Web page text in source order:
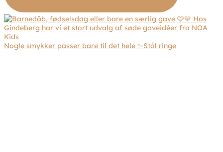
Nogle smykker passer bare til det hele ✨Stål ringe